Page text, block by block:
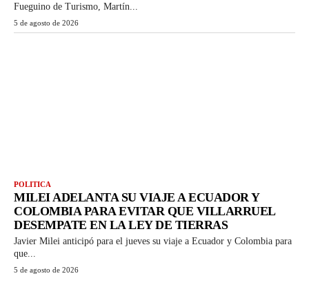
Fueguino de Turismo, Martín...
5 de agosto de 2026
POLITICA
MILEI ADELANTA SU VIAJE A ECUADOR Y
COLOMBIA PARA EVITAR QUE VILLARRUEL
DESEMPATE EN LA LEY DE TIERRAS
Javier Milei anticipó para el jueves su viaje a Ecuador y Colombia para
que...
5 de agosto de 2026